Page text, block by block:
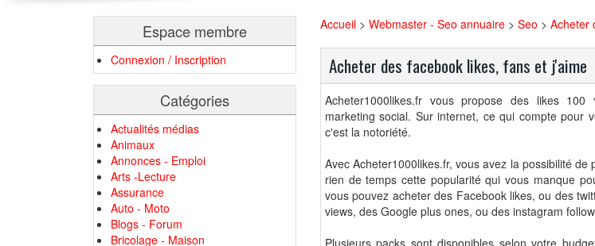
Espace membre
Connexion / Inscription
Catégories
Actualités médias
Animaux
Annonces - Emploi
Arts -Lecture
Assurance
Auto - Moto
Blogs - Forum
Bricolage - Maison
Accueil > Webmaster - Seo annuaire > Seo > Acheter
Acheter des facebook likes, fans et j'aime
Acheter1000likes.fr vous propose des likes
marketing social. Sur internet, ce qui compte pour
c'est la notoriété.
Avec Acheter1000likes.fr, vous avez la possibilité
rien de temps cette popularité qui vous manque
vous pouvez acheter des Facebook likes, ou des
views, des Google plus ones, ou des instagram
Plusieurs packs sont disponibles selon votre